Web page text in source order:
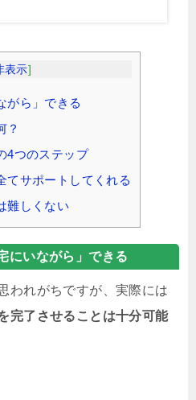
表示]
がら」できる
？
4つのステップ
てサポートしてくれる
難しくない
にいながら」できる
われがちですが、実際には
完了させることは十分可能